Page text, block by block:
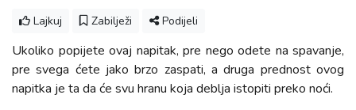
Lajkuj Zabilježi Podijeli
Ukoliko popijete ovaj napitak, pre nego odete na spavanje,
pre svega ćete jako brzo zaspati, a druga prednost ovog
napitka je ta da će svu hranu koja deblja istopiti preko noći.